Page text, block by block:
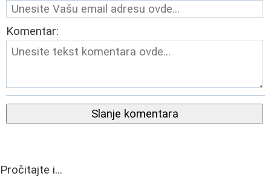
Komentar:
Slanje komentara
Pročitajte i...